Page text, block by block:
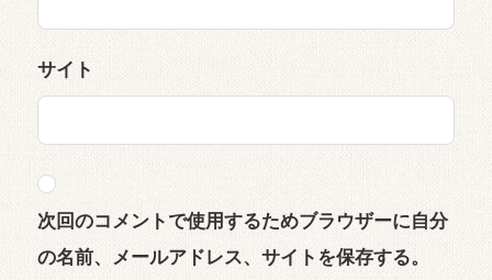
サイト
次回のコメントで使用するためブラウザーに自分
の名前、メールアドレス、サイトを保存する。